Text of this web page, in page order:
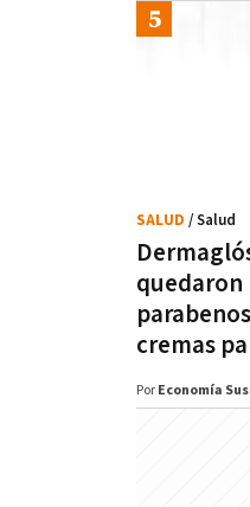
quedaron
cremas
SALUD / Salud
Por Economía